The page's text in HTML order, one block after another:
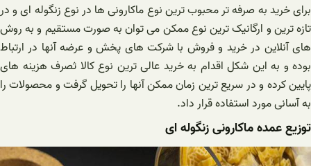
برای خرید به صرفه تر محبوب ترین نوع ماکارونی ها در نوع زنگوله ای و در
تازه ترین و ارگانیک ترین نوع ممکن می توان به صورت مستقیم و به روش
های آنلاین در خرید و فروش با شرکت های پخش و عرضه آنها در ارتباط
بوده و به این شکل اقدام به خرید عالی ترین نوع کالا ثصرف هزینه های
پایین کرده و در سریع ترین زمان ممکن آنها را تحویل گرفت و محصولات را
به آسانی مورد استفاده قرار داد.
توزیع عمده ماکارونی زنگوله ای